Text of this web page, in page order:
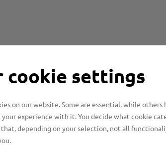
cookie settings
on our website. Some are essential, while
experience with it. You decide what cookie
depending on your selection, not all